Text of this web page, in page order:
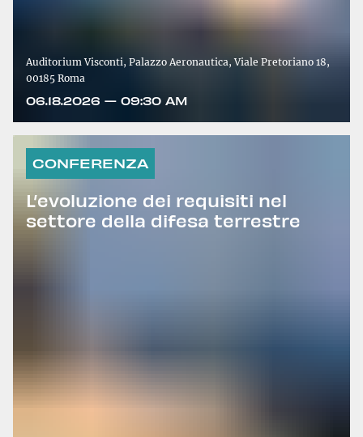
Auditorium Visconti, Palazzo Aeronautica, Viale Pretoriano 18,
00185 Roma
06.18.2026 — 09:30 AM
CONFERENZA
L’evoluzione dei requisiti nel
settore della difesa terrestre